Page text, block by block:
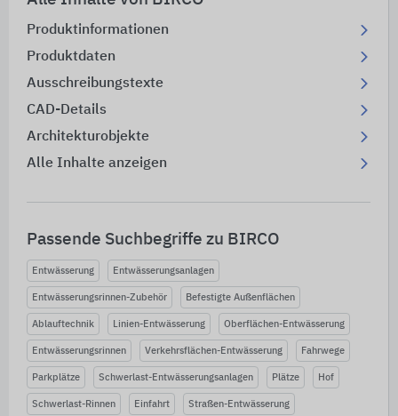
Produktinformationen
Produktdaten
Ausschreibungstexte
CAD-Details
Architekturobjekte
Alle Inhalte anzeigen
Passende Suchbegriffe zu BIRCO
Entwässerung Entwässerungsanlagen
Entwässerungsrinnen-Zubehör Befestigte Außenflächen
Ablauftechnik Linien-Entwässerung Oberflächen-Entwässerung
Entwässerungsrinnen Verkehrsflächen-Entwässerung Fahrwege
Parkplätze Schwerlast-Entwässerungsanlagen Plätze Hof
Schwerlast-Rinnen Einfahrt Straßen-Entwässerung